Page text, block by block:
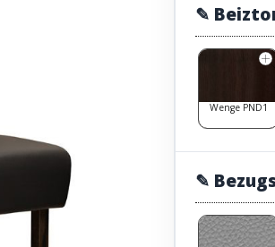
✎
Wenge PND1
✎